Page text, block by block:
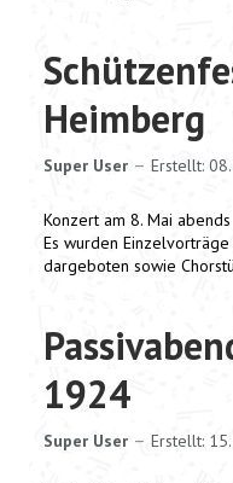
Threema
ShareAktuelle Seite:Home
Heimberg
Super User Erstellt:
Konzert am 8. Mai abends
Es wurden
dargeboten sowie
1924
Super User Erstellt: